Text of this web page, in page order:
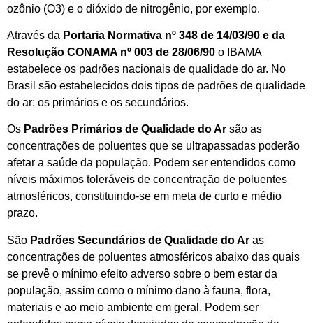
ozônio (O3) e o dióxido de nitrogênio, por exemplo.
Através da Portaria Normativa nº 348 de 14/03/90 e da
Resolução CONAMA nº 003 de 28/06/90 o IBAMA
estabelece os padrões nacionais de qualidade do ar. No
Brasil são estabelecidos dois tipos de padrões de qualidade
do ar: os primários e os secundários.
Os Padrões Primários de Qualidade do Ar são as
concentrações de poluentes que se ultrapassadas poderão
afetar a saúde da população. Podem ser entendidos como
níveis máximos toleráveis de concentração de poluentes
atmosféricos, constituindo-se em meta de curto e médio
prazo.
São Padrões Secundários de Qualidade do Ar as
concentrações de poluentes atmosféricos abaixo das quais
se prevê o mínimo efeito adverso sobre o bem estar da
população, assim como o mínimo dano à fauna, flora,
materiais e ao meio ambiente em geral. Podem ser